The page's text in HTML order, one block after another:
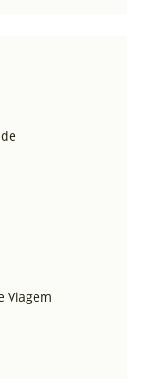
Viagem